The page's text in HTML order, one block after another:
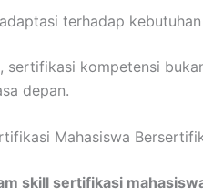
terhadap
sertifikasi kompetensi
depan.
Mahasiswa
skill sertifikasi